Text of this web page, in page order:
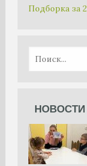
Подборка за